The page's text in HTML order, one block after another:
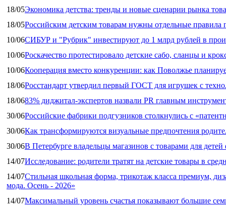
18/05Экономика детства: тренды и новые сценарии рынка
18/05Российским детским товарам нужны отдельные правила
10/06СИБУР и "Рубрик" инвестируют до 1 млрд рублей в
10/06Роскачество протестировало детские сабо, сланцы и
10/06Кооперация вместо конкуренции: как Поволжье
18/06Росстандарт утвердил первый ГОСТ для игрушек с
18/0683% диджитал‑экспертов назвали PR главным
30/06Российские фабрики подгузников столкнулись с
30/06Как трансформируются визуальные предпочтения
30/06В Петербурге владельцы магазинов с товарами для
14/07Исследование: родители тратят на детские товары в
14/07Стильная школьная форма, трикотаж класса премиум,
мода. Осень - 2026»
14/07Максимальный уровень счастья показывают большие